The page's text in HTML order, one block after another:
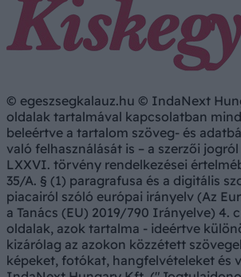
© egeszsegkalauz.hu © IndaNext
oldalak tartalmával kapcsolatban
beleértve a tartalom szöveg- és
való felhasználását is – a szerzői jogról
LXXVI. törvény rendelkezései
35/A. § (1) paragrafusa és a digitális
piacairól szóló európai irányelv (Az
a Tanács (EU) 2019/790 Irányelve) 4.
oldalak, azok tartalma - ideértve
kizárólag az azokon közzétett
képeket, fotókat, hangfelvételeket és